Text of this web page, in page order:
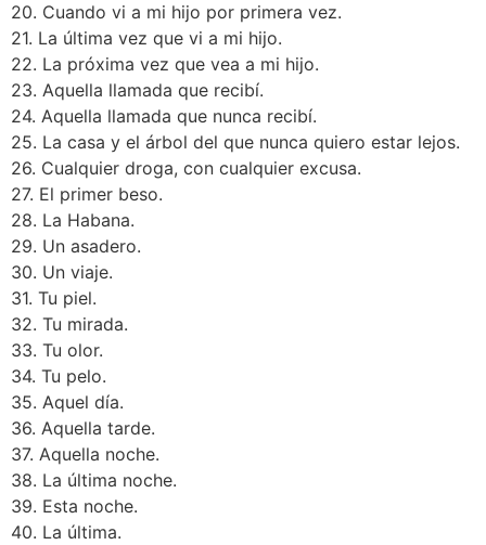
20. Cuando vi a mi hijo por primera vez.
21. La última vez que vi a mi hijo.
22. La próxima vez que vea a mi hijo.
23. Aquella llamada que recibí.
24. Aquella llamada que nunca recibí.
25. La casa y el árbol del que nunca quiero estar lejos.
26. Cualquier droga, con cualquier excusa.
27. El primer beso.
28. La Habana.
29. Un asadero.
30. Un viaje.
31. Tu piel.
32. Tu mirada.
33. Tu olor.
34. Tu pelo.
35. Aquel día.
36. Aquella tarde.
37. Aquella noche.
38. La última noche.
39. Esta noche.
40. La última.